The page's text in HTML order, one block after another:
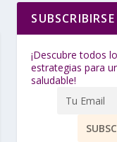
¡Descubre todos
estrategias para
saludable!